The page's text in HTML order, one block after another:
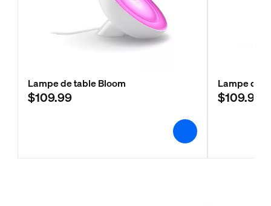
Lampe de table Bloom
$109.99
Lampe
$109.99